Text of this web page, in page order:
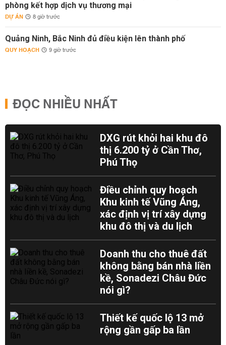
phòng kết hợp dịch vụ thương mại
DỰ ÁN 8 giờ trước
Quảng Ninh, Bắc Ninh đủ điều kiện lên thành phố
QUY HOẠCH 9 giờ trước
ĐỌC NHIỀU NHẤT
DXG rút khỏi hai khu đô
thị 6.200 tỷ ở Cần Thơ,
Phú Thọ
Điều chỉnh quy hoạch
Khu kinh tế Vũng Áng,
xác định vị trí xây dựng
khu đô thị và du lịch
Doanh thu cho thuê đất
không bằng bán nhà liền
kề, Sonadezi Châu Đức
nói gì?
Thiết kế quốc lộ 13 mở
rộng gần gấp ba lần